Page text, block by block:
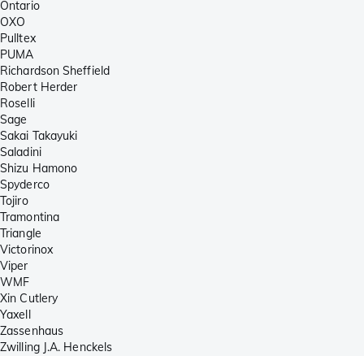
Ontario
OXO
Pulltex
PUMA
Richardson Sheffield
Robert Herder
Roselli
Sage
Sakai Takayuki
Saladini
Shizu Hamono
Spyderco
Tojiro
Tramontina
Triangle
Victorinox
Viper
WMF
Xin Cutlery
Yaxell
Zassenhaus
Zwilling J.A. Henckels